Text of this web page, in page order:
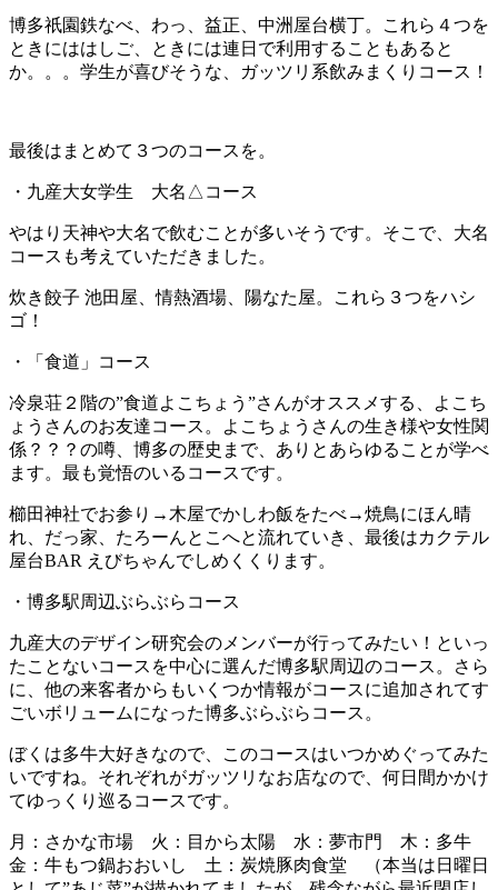
博多祇園鉄なべ、わっ、益正、中洲屋台横丁。これら４つを
ときにははしご、ときには連日で利用することもあると
か。。。学生が喜びそうな、ガッツリ系飲みまくりコース！
最後はまとめて３つのコースを。
・九産大女学生 大名△コース
やはり天神や大名で飲むことが多いそうです。そこで、大名
コースも考えていただきました。
炊き餃子 池田屋、情熱酒場、陽なた屋。これら３つをハシ
ゴ！
・「食道」コース
冷泉荘２階の”食道よこちょう”さんがオススメする、よこち
ょうさんのお友達コース。よこちょうさんの生き様や女性関
係？？？の噂、博多の歴史まで、ありとあらゆることが学べ
ます。最も覚悟のいるコースです。
櫛田神社でお参り→木屋でかしわ飯をたべ→焼鳥にほん晴
れ、だっ家、たろーんとこへと流れていき、最後はカクテル
屋台BAR えびちゃんでしめくくります。
・博多駅周辺ぶらぶらコース
九産大のデザイン研究会のメンバーが行ってみたい！といっ
たことないコースを中心に選んだ博多駅周辺のコース。さら
に、他の来客者からもいくつか情報がコースに追加されてす
ごいボリュームになった博多ぶらぶらコース。
ぼくは多牛大好きなので、このコースはいつかめぐってみた
いですね。それぞれがガッツリなお店なので、何日間かかけ
てゆっくり巡るコースです。
月：さかな市場 火：目から太陽 水：夢市門 木：多牛
金：牛もつ鍋おおいし 土：炭焼豚肉食堂 （本当は日曜日